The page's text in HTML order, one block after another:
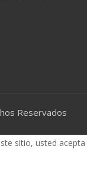
Reservados
sitio, usted acepta